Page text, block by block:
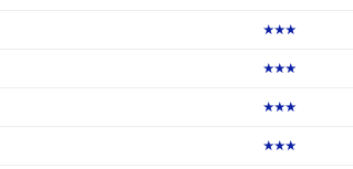
★★★
★★★
★★★
★★★